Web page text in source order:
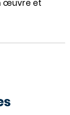
œuvre et